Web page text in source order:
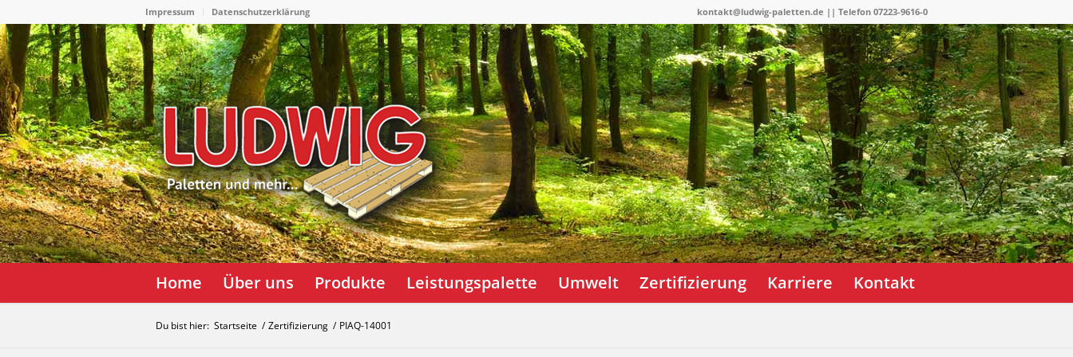
Impressum Datenschutzerklärung kontakt@ludwig-paletten.de || Telefon 07223-9616-0
Home Über uns Produkte Leistungspalette Umwelt Zertifizierung Karriere Kontakt
Du bist hier: Startseite / Zertifizierung / PIAQ-14001